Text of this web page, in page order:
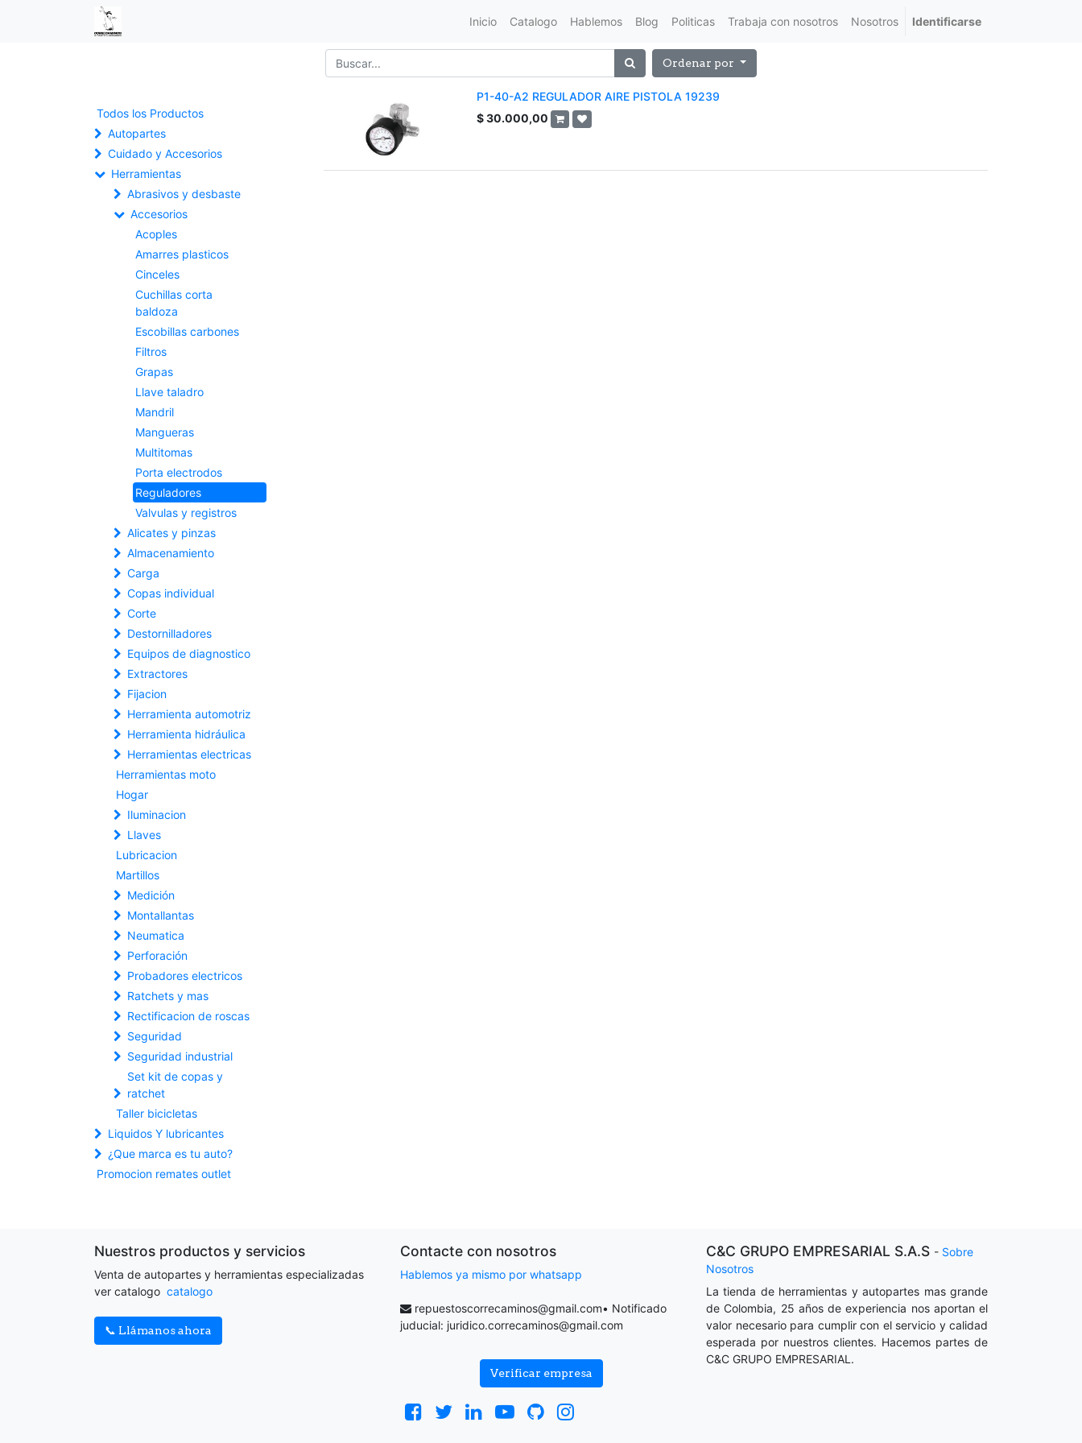
Inicio Catalogo Hablemos Blog Politicas Trabaja con nosotros Nosotros Identificarse
Ordenar por
Todos los Productos
Autopartes
Cuidado y Accesorios
Herramientas
Abrasivos y desbaste
Accesorios
Acoples
Amarres plasticos
Cinceles
Cuchillas corta
baldoza
Escobillas carbones
Filtros
Grapas
Llave taladro
Mandril
Mangueras
Multitomas
Porta electrodos
Reguladores
Valvulas y registros
Alicates y pinzas
Almacenamiento
Carga
Copas individual
Corte
Destornilladores
Equipos de diagnostico
Extractores
Fijacion
Herramienta automotriz
Herramienta hidráulica
Herramientas electricas
Herramientas moto
Hogar
Iluminacion
Llaves
Lubricacion
Martillos
Medición
Montallantas
Neumatica
Perforación
Probadores electricos
Ratchets y mas
Rectificacion de roscas
Seguridad
Seguridad industrial
Set kit de copas y
ratchet
Taller bicicletas
Liquidos Y lubricantes
¿Que marca es tu auto?
Promocion remates outlet
P1-40-A2 REGULADOR AIRE PISTOLA 19239
$30.000,00
Nuestros productos y servicios
Venta de autopartes y herramientas especializadas
ver catalogo catalogo
📞 Llámanos ahora
Contacte con nosotros
Hablemos ya mismo por whatsapp
repuestoscorrecaminos@gmail.com• Notificado
juducial: juridico.correcaminos@gmail.com
Verificar empresa
C&C GRUPO EMPRESARIAL S.A.S - Sobre
Nosotros
La tienda de herramientas y autopartes mas grande
de Colombia, 25 años de experiencia nos aportan el
valor necesario para cumplir con el servicio y calidad
esperada por nuestros clientes. Hacemos partes de
C&C GRUPO EMPRESARIAL.